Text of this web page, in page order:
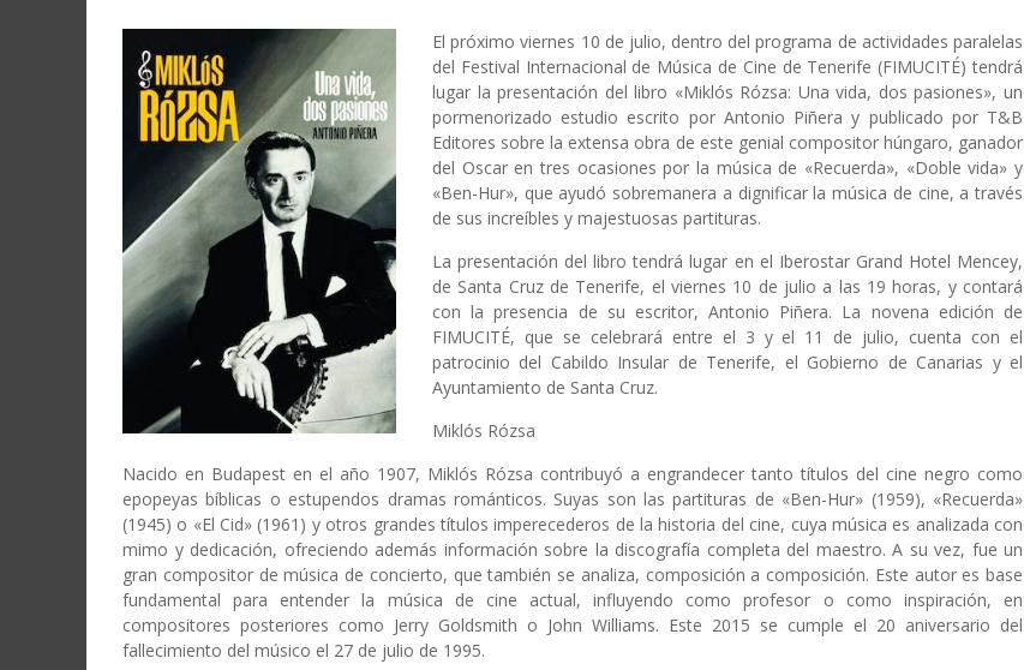
El próximo viernes 10 de julio, dentro del programa de actividades paralelas
del Festival Internacional de Música de Cine de Tenerife (FIMUCITÉ) tendrá
lugar la presentación del libro «Miklós Rózsa: Una vida, dos pasiones», un
pormenorizado estudio escrito por Antonio Piñera y publicado por T&B
Editores sobre la extensa obra de este genial compositor húngaro, ganador
del Oscar en tres ocasiones por la música de «Recuerda», «Doble vida» y
«Ben-Hur», que ayudó sobremanera a dignificar la música de cine, a través
de sus increíbles y majestuosas partituras.
La presentación del libro tendrá lugar en el Iberostar Grand Hotel Mencey,
de Santa Cruz de Tenerife, el viernes 10 de julio a las 19 horas, y contará
con la presencia de su escritor, Antonio Piñera. La novena edición de
FIMUCITÉ, que se celebrará entre el 3 y el 11 de julio, cuenta con el
patrocinio del Cabildo Insular de Tenerife, el Gobierno de Canarias y el
Ayuntamiento de Santa Cruz.
Miklós Rózsa
Nacido en Budapest en el año 1907, Miklós Rózsa contribuyó a engrandecer tanto títulos del cine negro como
epopeyas bíblicas o estupendos dramas románticos. Suyas son las partituras de «Ben-Hur» (1959), «Recuerda»
(1945) o «El Cid» (1961) y otros grandes títulos imperecederos de la historia del cine, cuya música es analizada con
mimo y dedicación, ofreciendo además información sobre la discografía completa del maestro. A su vez, fue un
gran compositor de música de concierto, que también se analiza, composición a composición. Este autor es base
fundamental para entender la música de cine actual, influyendo como profesor o como inspiración, en
compositores posteriores como Jerry Goldsmith o John Williams. Este 2015 se cumple el 20 aniversario del
fallecimiento del músico el 27 de julio de 1995.